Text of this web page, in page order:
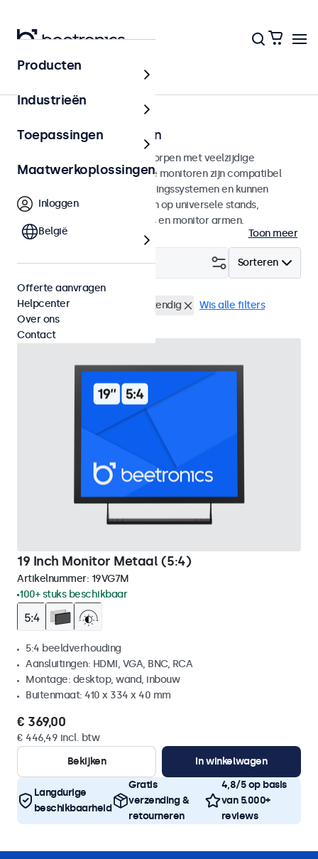
Home
100mm VESA monitoren
100mm VESA monitoren ontworpen met veelzijdige
montagemogelijkheden. Deze monitoren zijn compatibel
met standaard VESA-bevestigingssystemen en kunnen
daarmee aangesloten worden op universele stands,
plafondhouders, muurbeugels en monitor armen.
Toon meer
Sorteren
Filter (1)
VESA 100 x 100 Vandaalbestendig Wis alle filters
19 Inch Monitor Metaal (5:4)
Artikelnummer: 19VG7M
100+ stuks beschikbaar
5:4 beeldverhouding
Aansluitingen: HDMI, VGA, BNC, RCA
Montage: desktop, wand, inbouw
Buitenmaat: 410 x 334 x 40 mm
€ 369,00
€ 446,49 incl. btw
Bekijken
In winkelwagen
Langdurige
beschikbaarheid
Gratis
verzending &
retourneren
4,8/5 op basis
van 5.000+
reviews
Producten
Industrieën
Toepassingen
Maatwerkoplossingen
Inloggen
België
Offerte aanvragen
Helpcenter
Over ons
Contact